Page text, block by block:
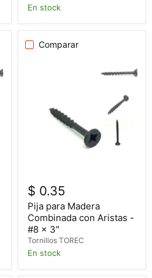
En stock
Comparar
$ 0.35
Pija para Madera
Combinada con Aristas -
#8 x 3"
Tornillos TOREC
En stock